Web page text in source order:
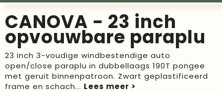
Tassen
Drinkwaren
Events
Give Aways
Events
Kerst
Verjaardagen
Voetbal, EK en WK
CANOVA - 23 inch
opvouwbare paraplu
23 inch 3-voudige windbestendige auto
open/close paraplu in dubbellaags 190T pongee
met geruit binnenpatroon. Zwart geplastificeerd
frame en schach...